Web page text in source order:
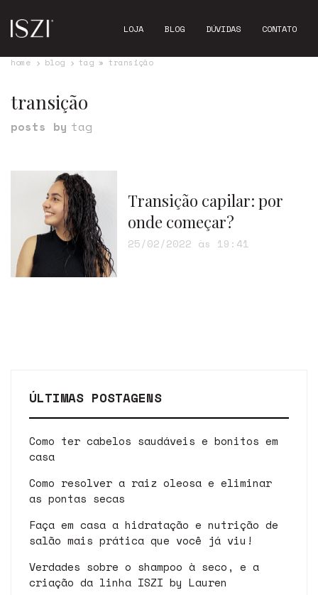
LOJA BLOG DÚVIDAS CONTATO
home blog tag » transição
transição
posts by tag
Transição capilar: por
onde começar?
25/02/2022 às 19:41
ÚLTIMAS POSTAGENS
Como ter cabelos saudáveis e bonitos em
casa
Como resolver a raiz oleosa e eliminar
as pontas secas
Faça em casa a hidratação e nutrição de
salão mais prática que você já viu!
Verdades sobre o shampoo à seco, e a
criação da linha ISZI by Lauren